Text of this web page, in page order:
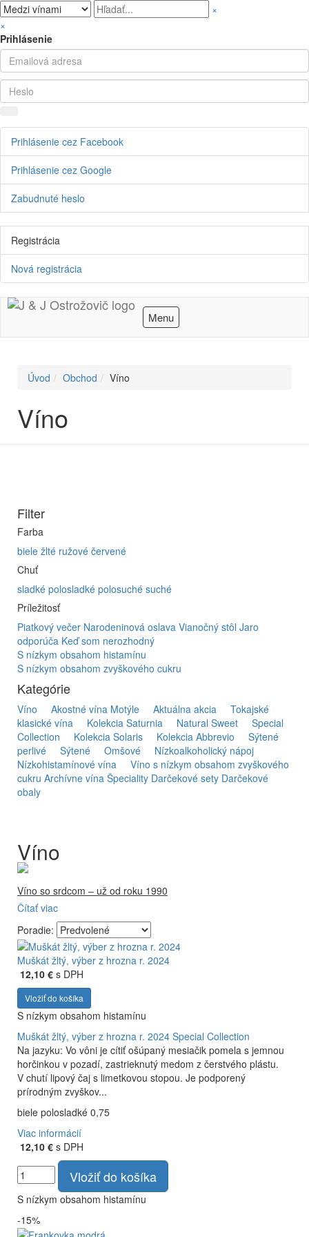
×
×
Prihlásenie
Prihlásenie cez Facebook
Prihlásenie cez Google
Zabudnuté heslo
Registrácia
Nová registrácia
Menu
Úvod Obchod Víno
Víno
Filter
Farba
biele žlté ružové červené
Chuť
sladké polosladké polosuché suché
Príležitosť
Piatkový večer Narodeninová oslava Vianočný stôl Jaro
odporúča Keď som nerozhodný
S nízkym obsahom histamínu
S nízkym obsahom zvyškového cukru
Kategórie
Víno Akostné vína Motýle Aktuálna akcia
Tokajské
klasické vína
Kolekcia Saturnia Natural Sweet
Special
Collection
Kolekcia Solaris Kolekcia Abbrevio
Sýtené
perlivé
Sýtené Omšové
Nízkoalkoholický nápoj
Nízkohistamínové vína
Víno s nízkym obsahom zvyškového
cukru Archívne vína Špeciality Darčekové sety Darčekové
obaly
Víno
Víno so srdcom – už od roku 1990
Firma Ostrožovič je najstaršou privátnou firmou na
slovenskom Tokaji.
Vyrábame kvalitné odrodové a výberové vína. Ako prví sme
priniesli na slovenský trh sólo spracované vína z tokajských
odrôd Furmint, Lipovina a Muškát žltý reduktívnou
technológiou. Hrozno spracúvame najmodernejšími
technológiami, vrátane riadenej fermentácie.
Čítať viac
Poradie:
Muškát žltý, výber z hrozna r. 2024
12,10 € s DPH
Vložiť do košíka
S nízkym obsahom histamínu
Muškát žltý, výber z hrozna r. 2024 Special Collection
Na jazyku: Vo vôni je cítiť ošúpaný mesiačik pomela s jemnou
horčinkou v pozadí, zastrieknutý medom z čerstvého plástu.
V chutí lipový čaj s limetkovou stopou. Je podporený
prírodným zvyškov...
biele polosladké 0,75
Viac informácií
12,10 € s DPH
Vložiť do košíka
S nízkym obsahom histamínu
-15%